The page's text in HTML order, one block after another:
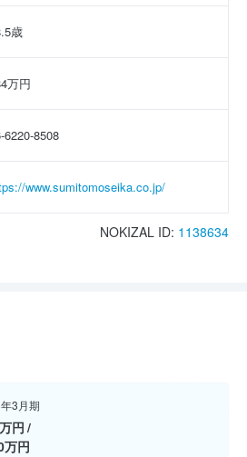
歳
万円
6220-8508
www.sumitomoseika.co.jp/
NOKIZAL ID: 1138634
3月期
円
万円